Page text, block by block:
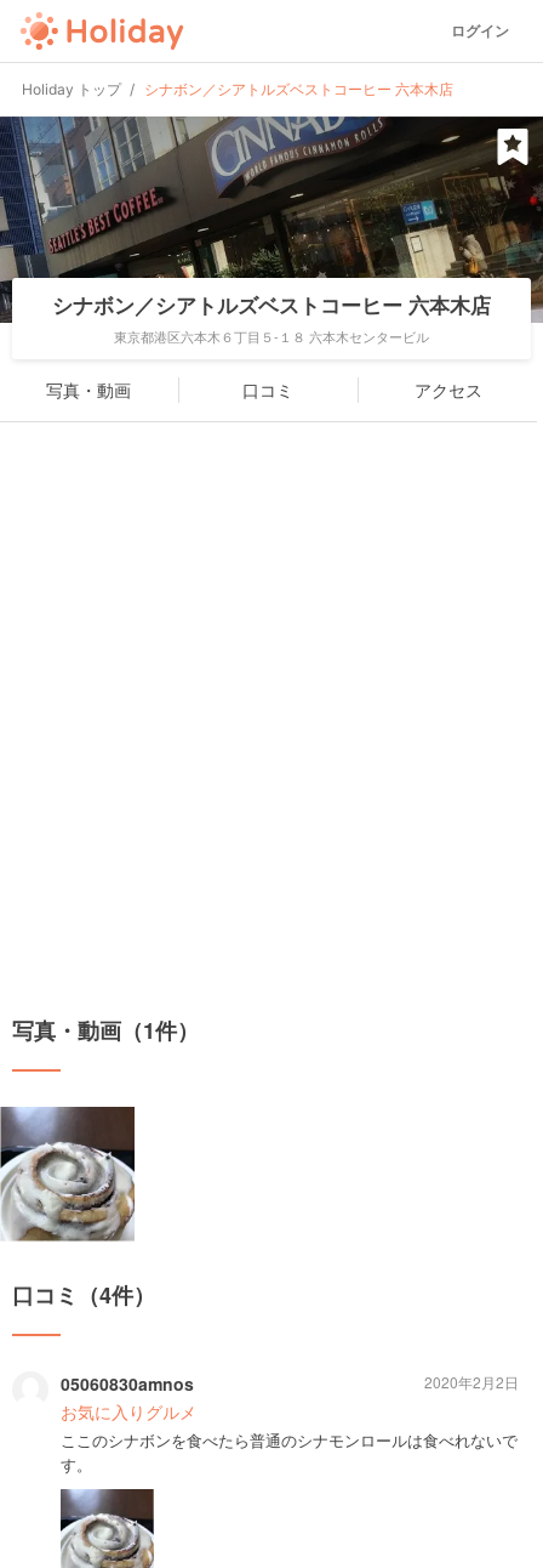
ログイン
Holiday トップ シナボン／シアトルズベストコーヒー 六本木店
シナボン／シアトルズベストコーヒー 六本木店
東京都港区六本木６丁目５-１８ 六本木センタービル
写真・動画 口コミ アクセス
写真・動画（1件）
口コミ（4件）
05060830amnos
お気に入りグルメ
ここのシナボンを食べたら普通のシナモンロールは食べれないで
す。
2020年2月2日